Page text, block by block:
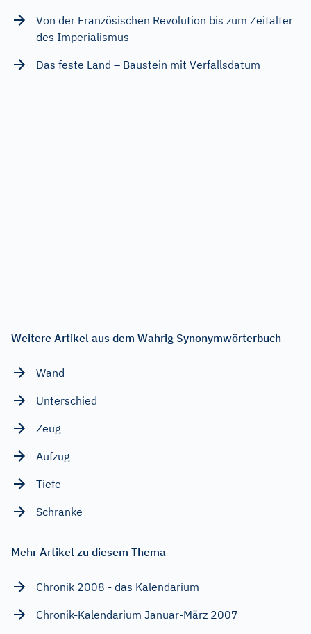
Von der Französischen Revolution bis zum Zeitalter
des Imperialismus
Das feste Land – Baustein mit Verfallsdatum
Weitere Artikel aus dem Wahrig Synonymwörterbuch
Wand
Unterschied
Zeug
Aufzug
Tiefe
Schranke
Mehr Artikel zu diesem Thema
Chronik 2008 - das Kalendarium
Chronik-Kalendarium Januar-März 2007